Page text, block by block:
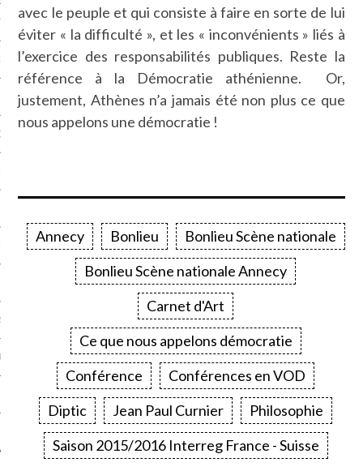
EN VOD
avec le peuple et qui consiste à faire en sorte de lui
éviter « la difficulté », et les « inconvénients » liés à
l’exercice des responsabilités publiques. Reste la
référence à la Démocratie athénienne. Or,
justement, Athènes n’a jamais été non plus ce que
nous appelons une démocratie !
Annecy Bonlieu
Bonlieu Scène nationale
Bonlieu Scène nationale Annecy
Carnet d'Art
Ce que nous appelons démocratie
Conférence
Conférences en VOD
Diptic
Jean Paul Curnier
Philosophie
Saison 2015/2016 Interreg France - Suisse